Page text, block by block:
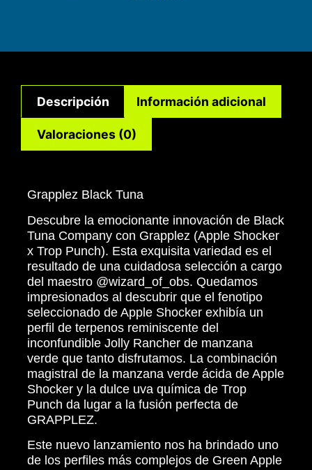
Descripción Información adicional
Valoraciones (0)
Grapplez Black Tuna
Descubre la emocionante innovación de Black
Tuna Company con Grapplez (Apple Shocker
x Trop Punch). Esta exquisita variedad es el
resultado de una cuidadosa selección a cargo
del maestro @wizard_of_obs. Quedamos
impresionados al descubrir que el fenotipo
seleccionado de Apple Shocker exhibía un
perfil de terpenos reminiscente del
inconfundible Jolly Rancher de manzana
verde que tanto disfrutamos. La combinación
magistral de la manzana verde ácida de Apple
Shocker y la dulce uva química de Trop
Punch da lugar a la fusión perfecta de
GRAPPLEZ.
Este nuevo lanzamiento nos ha brindado uno
de los perfiles más complejos de Green Apple